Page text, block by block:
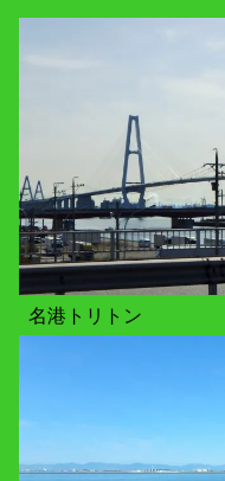
名港トリトン